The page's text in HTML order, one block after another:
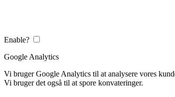
Enable?
Google Analytics
Vi bruger Google Analytics til at analysere vores
Vi bruger det også til at spore konvateringer.